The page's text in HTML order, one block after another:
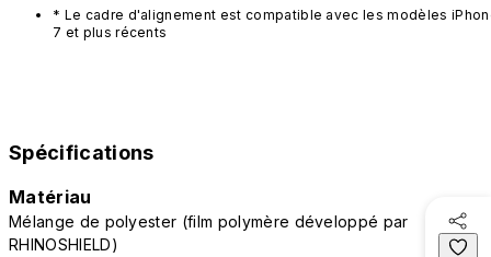
* Le cadre d'alignement est compatible avec les modèles
7 et plus récents
Spécifications
Matériau
Mélange de polyester (film polymère développé par
RHINOSHIELD)